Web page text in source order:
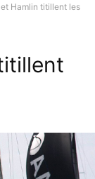
Hamlin titillent les